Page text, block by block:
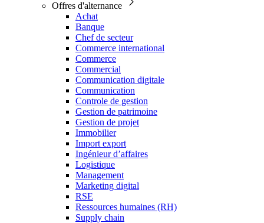
Offres d'alternance
Achat
Banque
Chef de secteur
Commerce international
Commerce
Commercial
Communication digitale
Communication
Controle de gestion
Gestion de patrimoine
Gestion de projet
Immobilier
Import export
Ingénieur d’affaires
Logistique
Management
Marketing digital
RSE
Ressources humaines (RH)
Supply chain